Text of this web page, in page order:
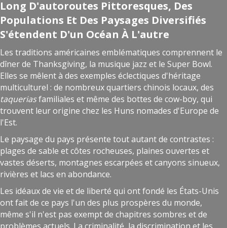
Long D'autoroutes Pittoresques, Des
Populations Et Des Paysages Diversifiés
S'étendent D'un Océan À L'autre
Les traditions américaines emblématiques comprennent le
dîner de Thanksgiving, la musique jazz et le Super Bowl.
Elles se mêlent à des exemples éclectiques d'héritage
multiculturel : de nombreux quartiers chinois locaux, des
taqueriasfamiliales et même des bottes de cow-boy, qui
trouvent leur origine chez les Huns nomades d'Europe de
l'Est.
Le paysage du pays présente tout autant de contrastes :
plages de sable et côtes rocheuses, plaines ouvertes et
vastes déserts, montagnes escarpées et canyons sinueux,
rivières et lacs en abondance.
Les idéaux de vie et de liberté qui ont fondé les États-Unis
ont fait de ce pays l'un des plus prospères du monde,
même s'il n'est pas exempt de chapitres sombres et de